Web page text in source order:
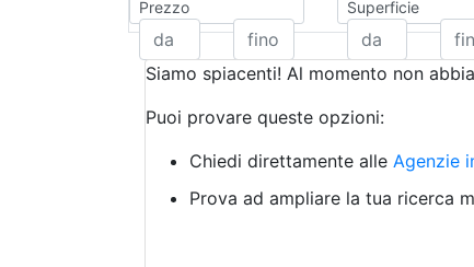
Prezzo Superficie
Siamo spiacenti! Al momento non
Puoi provare queste opzioni:
Chiedi direttamente alle Agenzie
Prova ad ampliare la tua ricerca